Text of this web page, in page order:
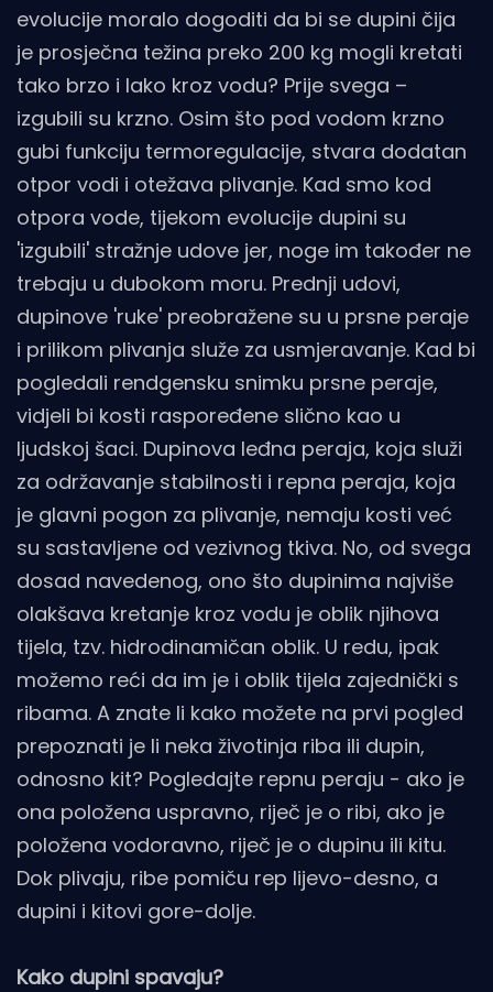
evolucije moralo dogoditi da bi se dupini čija
je prosječna težina preko 200 kg mogli kretati
tako brzo i lako kroz vodu? Prije svega –
izgubili su krzno. Osim što pod vodom krzno
gubi funkciju termoregulacije, stvara dodatan
otpor vodi i otežava plivanje. Kad smo kod
otpora vode, tijekom evolucije dupini su
'izgubili' stražnje udove jer, noge im također ne
trebaju u dubokom moru. Prednji udovi,
dupinove 'ruke' preobražene su u prsne peraje
i prilikom plivanja služe za usmjeravanje. Kad bi
pogledali rendgensku snimku prsne peraje,
vidjeli bi kosti raspoređene slično kao u
ljudskoj šaci. Dupinova leđna peraja, koja služi
za održavanje stabilnosti i repna peraja, koja
je glavni pogon za plivanje, nemaju kosti već
su sastavljene od vezivnog tkiva. No, od svega
dosad navedenog, ono što dupinima najviše
olakšava kretanje kroz vodu je oblik njihova
tijela, tzv. hidrodinamičan oblik. U redu, ipak
možemo reći da im je i oblik tijela zajednički s
ribama. A znate li kako možete na prvi pogled
prepoznati je li neka životinja riba ili dupin,
odnosno kit? Pogledajte repnu peraju - ako je
ona položena uspravno, riječ je o ribi, ako je
položena vodoravno, riječ je o dupinu ili kitu.
Dok plivaju, ribe pomiču rep lijevo-desno, a
dupini i kitovi gore-dolje.
Kako dupini spavaju?